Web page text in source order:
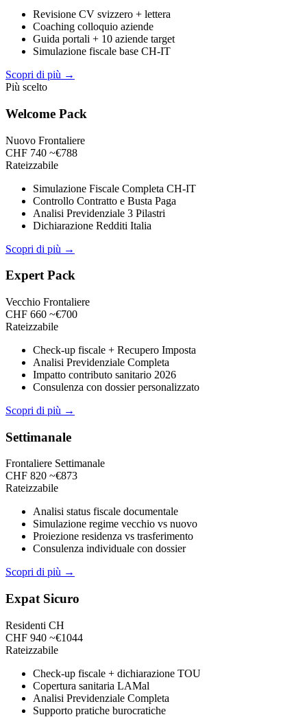
Revisione CV svizzero + lettera
Coaching colloquio aziende
Guida portali + 10 aziende target
Simulazione fiscale base CH-IT
Scopri di più →
Più scelto
Welcome Pack
Nuovo Frontaliere
CHF 740 ~€788
Rateizzabile
Simulazione Fiscale Completa CH-IT
Controllo Contratto e Busta Paga
Analisi Previdenziale 3 Pilastri
Dichiarazione Redditi Italia
Scopri di più →
Expert Pack
Vecchio Frontaliere
CHF 660 ~€700
Rateizzabile
Check-up fiscale + Recupero Imposta
Analisi Previdenziale Completa
Impatto contributo sanitario 2026
Consulenza con dossier personalizzato
Scopri di più →
Settimanale
Frontaliere Settimanale
CHF 820 ~€873
Rateizzabile
Analisi status fiscale documentale
Simulazione regime vecchio vs nuovo
Proiezione residenza vs trasferimento
Consulenza individuale con dossier
Scopri di più →
Expat Sicuro
Residenti CH
CHF 940 ~€1044
Rateizzabile
Check-up fiscale + dichiarazione TOU
Copertura sanitaria LAMal
Analisi Previdenziale Completa
Supporto pratiche burocratiche